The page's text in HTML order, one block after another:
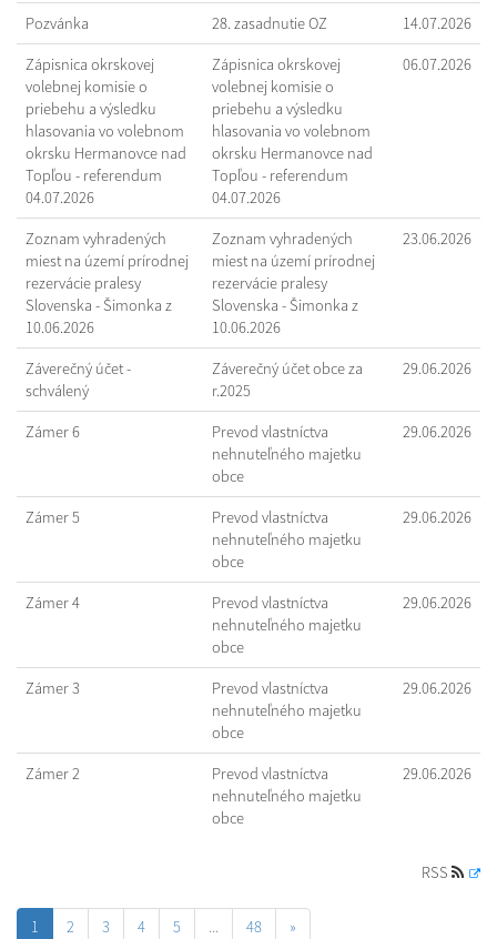
Pozvánka 28. zasadnutie OZ 14.07.2026
Zápisnica okrskovej
volebnej komisie o
priebehu a výsledku
hlasovania vo volebnom
okrsku Hermanovce nad
Topľou - referendum
04.07.2026
Zápisnica okrskovej
volebnej komisie o
priebehu a výsledku
hlasovania vo volebnom
okrsku Hermanovce nad
Topľou - referendum
04.07.2026
06.07.2026
Zoznam vyhradených
miest na území prírodnej
rezervácie pralesy
Slovenska - Šimonka z
10.06.2026
Zoznam vyhradených
miest na území prírodnej
rezervácie pralesy
Slovenska - Šimonka z
10.06.2026
23.06.2026
Záverečný účet -
schválený
Záverečný účet obce za
r.2025
29.06.2026
Zámer 6
Prevod vlastníctva
nehnuteľného majetku
obce
29.06.2026
Zámer 5
Prevod vlastníctva
nehnuteľného majetku
obce
29.06.2026
Zámer 4
Prevod vlastníctva
nehnuteľného majetku
obce
29.06.2026
Zámer 3
Prevod vlastníctva
nehnuteľného majetku
obce
29.06.2026
Zámer 2
Prevod vlastníctva
nehnuteľného majetku
obce
29.06.2026
RSS
1 2 3 4 5 ... 48 »